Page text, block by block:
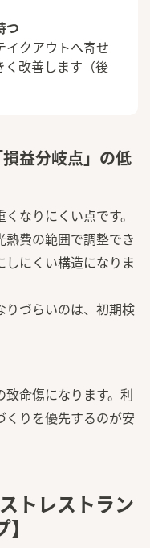
つ
イクアウトへ寄せ
く改善します（後
益分岐点」の低
なりにくい点です。
費の範囲で調整でき
にくい構造になりま
りづらいのは、初期検
命傷になります。利
りを優先するのが安
トレストラン